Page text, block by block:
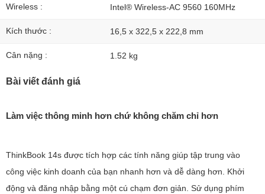
Wireless : Intel® Wireless-AC 9560 160MHz
Kích thước : 16,5 x 322,5 x 222,8 mm
Cân nặng : 1.52 kg
Bài viết đánh giá
Làm việc thông minh hơn chứ không chăm chỉ hơn
ThinkBook 14s được tích hợp các tính năng giúp tập trung vào
công việc kinh doanh của bạn nhanh hơn và dễ dàng hơn. Khởi
động và đăng nhập bằng một cú chạm đơn giản. Sử dụng phím